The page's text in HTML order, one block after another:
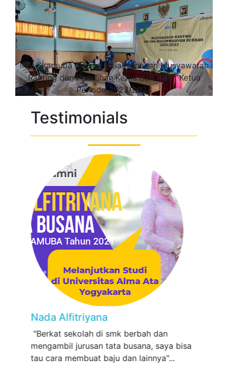
IPM Skamuba sukses melaksanakan Musyawarah
Ranting dan Pemilihan Ketua dan Wakil Ketua
Periode 2023/2024
Testimonials
Nada Alfitriyana
"Berkat sekolah di smk berbah dan
mengambil jurusan tata busana, saya bisa
tau cara membuat baju dan lainnya"...
Previous